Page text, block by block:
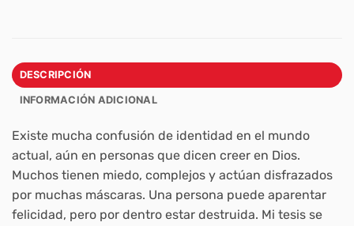
DESCRIPCIÓN
INFORMACIÓN ADICIONAL
Existe mucha confusión de identidad en el mundo
actual, aún en personas que dicen creer en Dios.
Muchos tienen miedo, complejos y actúan disfrazados
por muchas máscaras. Una persona puede aparentar
felicidad, pero por dentro estar destruida. Mi tesis se